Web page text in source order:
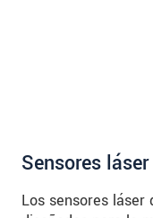
Sensores
Los sensores láser